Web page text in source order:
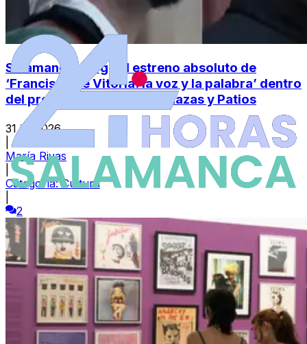
Salamanca acoge el estreno absoluto de
‘Francisco de Vitoria: la voz y la palabra’ dentro
del programa Salamanca Plazas y Patios
31 jul 2026
María Rivas
Categoría: Cultura
2